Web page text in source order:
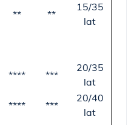
** **
15/35
lat
**** ***
20/35
lat
**** ***
20/40
lat